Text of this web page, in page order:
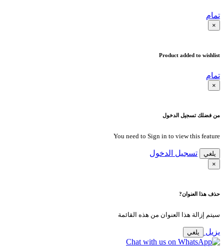
تمام
×
Product added to wishlist
تمام
×
من فضلك تسجيل الدخول
You need to Sign in to view this feature
يلغي تسجيل الدخول
×
حذف هذا العنوان?
سيتم إزالة هذا العنوان من هذه القائمة
يزيل يلغي